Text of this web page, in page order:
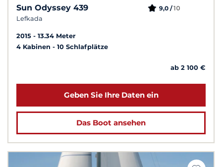
Sun Odyssey 439
Lefkada
9,0 /10
2015
13.34 Meter
4 Kabinen
10 Schlafplätze
ab 2 100 €
Geben Sie Ihre Daten ein
Das Boot ansehen